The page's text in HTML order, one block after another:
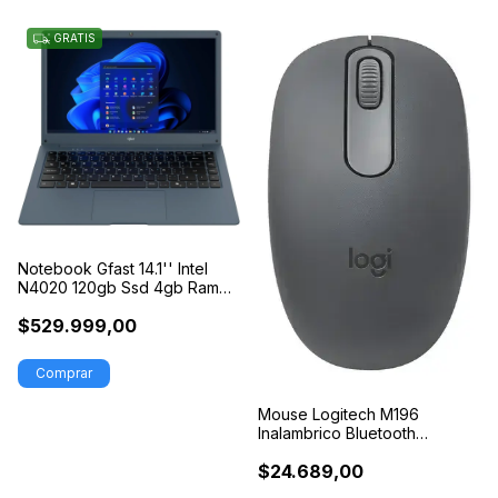
GRATIS
Notebook Gfast 14.1'' Intel
N4020 120gb Ssd 4gb Ram
$529.999,00
Mouse Logitech M196
Inalambrico Bluetooth
$24.689,00